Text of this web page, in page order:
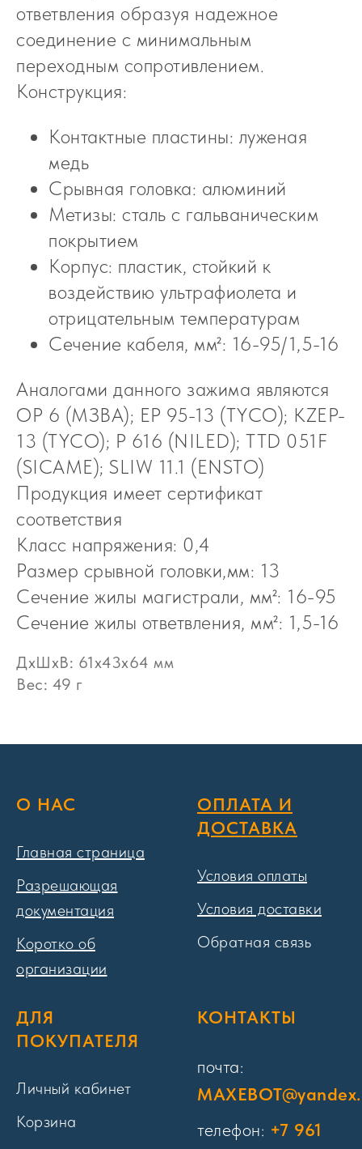
ответвления образуя надежное
соединение с минимальным
переходным сопротивлением.
Конструкция:
Контактные пластины: луженая
медь
Cрывная головка: алюминий
Метизы: сталь с гальваническим
покрытием
Корпус: пластик, стойкий к
воздействию ультрафиолета и
отрицательным температурам
Сечение кабеля, мм²: 16-95/1,5-16
Аналогами данного зажима являются
OP 6 (МЗВА); EP 95-13 (TYCO); KZEP-
13 (TYCO); P 616 (NILED); TTD 051F
(SICAME); SLIW 11.1 (ENSTO)
Продукция имеет сертификат
соответствия
Класс напряжения: 0,4
Размер срывной головки,мм: 13
Сечение жилы магистрали, мм²: 16-95
Сечение жилы ответвления, мм²: 1,5-16
ДxШxВ: 61x43x64 мм
Вес: 49 г
О НАС
Главная страница
Разрешающая
документация
Коротко об
организации
ОПЛАТА И
ДОСТАВКА
Условия оплаты
Условия доставки
Обратная связь
ДЛЯ
ПОКУПАТЕЛЯ
Личный кабинет
Корзина
КОНТАКТЫ
почта:
телефон: +7 961